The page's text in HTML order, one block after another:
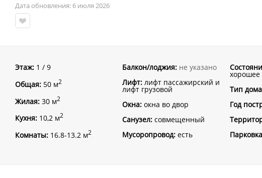
Дата обновления: 6 июля 2026
Этаж: 1 / 9
Общая: 50 м2
Жилая: 30 м2
Кухня: 10,2 м2
Комнаты: 16.8-13.2 м2
Балкон/лоджия: не указано
Лифт: лифт пассажирский и
лифт грузовой
Окна: окна во двор
Санузел: совмещенный
Мусоропровод: есть
хорошее
Тип
Год